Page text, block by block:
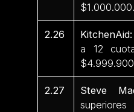
$1.000.000.
2.26
a 12
$4.999.900
2.27 Steve